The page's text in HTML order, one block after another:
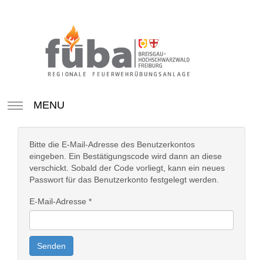
MENU
Bitte die E-Mail-Adresse des Benutzerkontos
eingeben. Ein Bestätigungscode wird dann an diese
verschickt. Sobald der Code vorliegt, kann ein neues
Passwort für das Benutzerkonto festgelegt werden.
E-Mail-Adresse *
Senden